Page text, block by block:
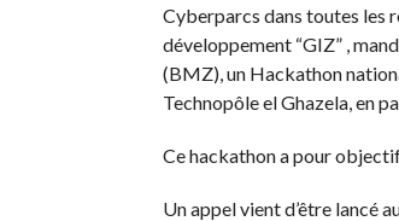
Cyberparcs dans toutes les
développement “GIZ” ,
(BMZ), un Hackathon
Technopôle el Ghazela, en
Ce hackathon a pour
Un appel vient d’être lancé